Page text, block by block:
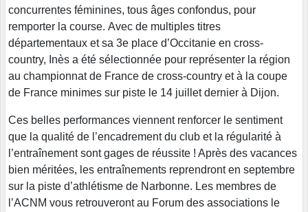
concurrentes féminines, tous âges confondus, pour
remporter la course. Avec de multiples titres
départementaux et sa 3e place d’Occitanie en cross-
country, Inès a été sélectionnée pour représenter la région
au championnat de France de cross-country et à la coupe
de France minimes sur piste le 14 juillet dernier à Dijon.
Ces belles performances viennent renforcer le sentiment
que la qualité de l’encadrement du club et la régularité à
l’entraînement sont gages de réussite ! Après des vacances
bien méritées, les entraînements reprendront en septembre
sur la piste d’athlétisme de Narbonne. Les membres de
l’ACNM vous retrouveront au Forum des associations le